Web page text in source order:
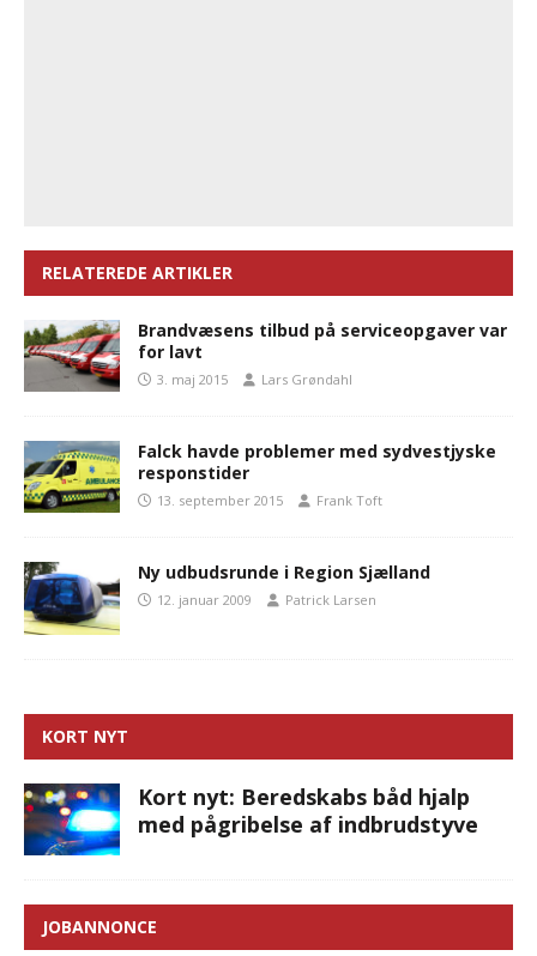
RELATEREDE ARTIKLER
Brandvæsens tilbud på serviceopgaver var
for lavt
3. maj 2015 Lars Grøndahl
Falck havde problemer med sydvestjyske
responstider
13. september 2015 Frank Toft
Ny udbudsrunde i Region Sjælland
12. januar 2009 Patrick Larsen
KORT NYT
Kort nyt: Beredskabs båd hjalp
med pågribelse af indbrudstyve
JOBANNONCE